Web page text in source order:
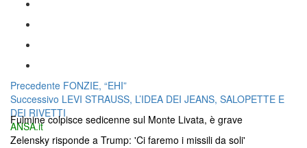
Navigazione
articoli
Precedente Articolo
precedente:
FONZIE, “EHI”
Successivo Articolo
successivo:
LEVI STRAUSS, L’IDEA DEI JEANS, SALOPETTE E
DEI RIVETTI
ANSA.it
Fulmine colpisce sedicenne sul Monte Livata, è grave
Zelensky risponde a Trump: 'Ci faremo i missili da soli'